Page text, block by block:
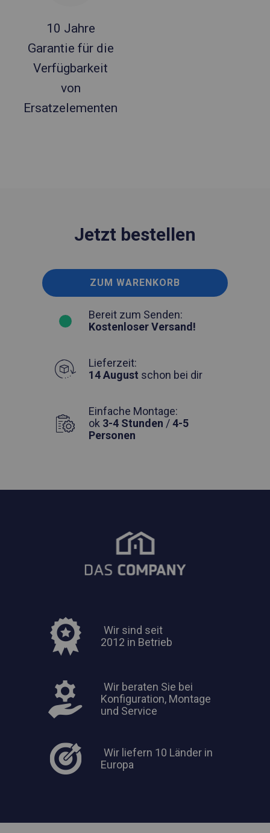
10 Jahre
Garantie für die
Verfügbarkeit
von
Ersatzelementen
Jetzt bestellen
ZUM WARENKORB
Bereit zum Senden:
Kostenloser Versand!
Lieferzeit:
14 August schon bei dir
Einfache Montage:
ok 3-4 Stunden /4-5
Personen
Wir sind seit
2012 in Betrieb
Wir beraten Sie bei
Konfiguration, Montage
und Service
Wir liefern 10 Länder in
Europa